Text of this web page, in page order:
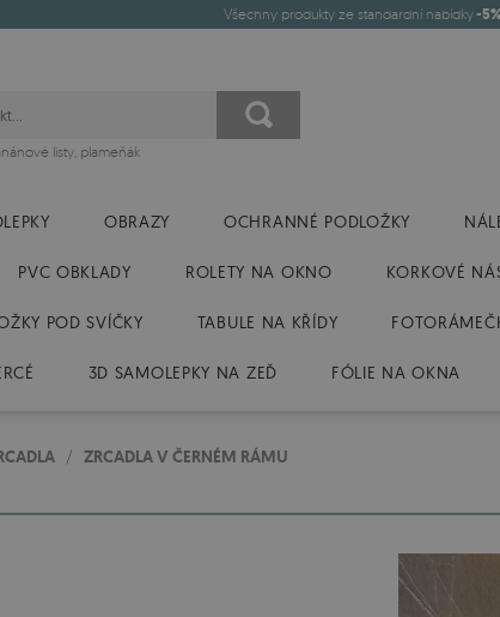
Všechny produkty ze standardní nabídky-
listy, plameňák
OBRAZY OCHRANNÉ PODLOŽKY
PVC OBKLADY ROLETY NA OKNO KORKOVÉ
POD SVÍČKY TABULE NA KŘÍDY
3D SAMOLEPKY NA ZEĎ FÓLIE NA OKNA
/ ZRCADLA V ČERNÉM RÁMU